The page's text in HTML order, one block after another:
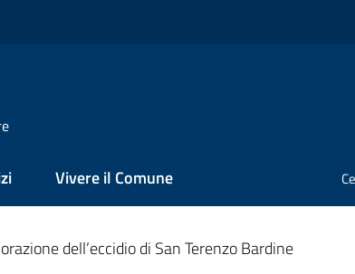
Vivere il Comune
dell’eccidio di San Terenzo Bardine